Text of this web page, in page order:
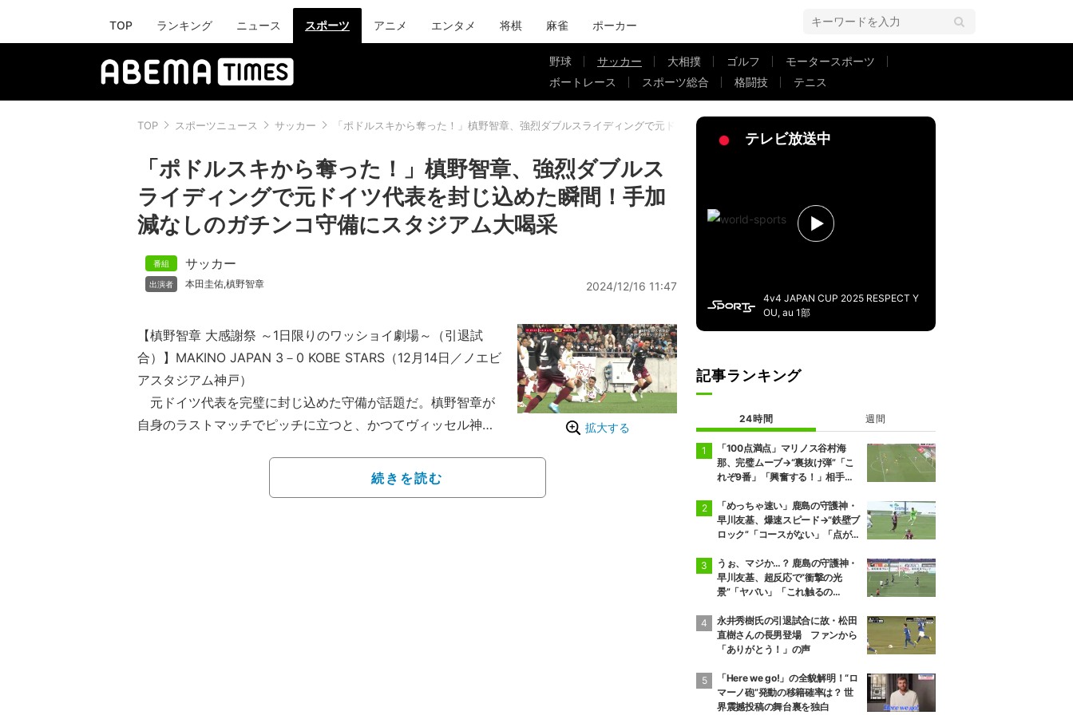
TOP ランキング ニュース スポーツ アニメ エンタメ 将棋 麻雀 ポーカー
野球 サッカー 大相撲 ゴルフ
モータースポーツ
ボートレース
スポーツ総合 格闘技 テニス
TOP スポーツニュース サッカー 「ポドルスキから奪った！」槙野智章、強烈ダブルスライディングで元ドイツ代表を封じ込めた瞬間！手加減なしのガチンコ守備にスタジアム大喝采
「ポドルスキから奪った！」槙野智章、強烈ダブルス
ライディングで元ドイツ代表を封じ込めた瞬間！手加
減なしのガチンコ守備にスタジアム大喝采
サッカー
本田圭佑,槙野智章 2024/12/16 11:47
拡大する
【槙野智章 大感謝祭 ～1日限りのワッショイ劇場～（引退試
合）】MAKINO JAPAN 3－0 KOBE STARS（12月14日／ノエビ
アスタジアム神戸）
元ドイツ代表を完璧に封じ込めた守備が話題だ。槙野智章が
自身のラストマッチでピッチに立つと、かつてヴィッセル神戸
ルスキからボール奪取。現役時代を彷彿とさせる激しいプレー
にはファンも大興奮の様子だ。
続きを読む
テレビ放送中
4v4 JAPAN CUP 2025 RESPECT Y
OU, au 1部
記事ランキング
24時間 週間
「100点満点」マリノス谷村海
那、完璧ムーブ→“裏抜け弾”「こ
れぞ9番」「興奮する！」相手守
出し”
「めっちゃ速い」鹿島の守護神・
早川友基、爆速スピード→“鉄壁ブ
ロック”「コースがない」「点が
飛び出しでビッグセーブ
うぉ、マジか…？ 鹿島の守護神・
早川友基、超反応で“衝撃の光
景”「ヤバい」「これ触るの
本“スーパーセーブ”
永井秀樹氏の引退試合に故・松田
直樹さんの長男登場 ファンから
「ありがとう！」の声
「Here we go!」の全貌解明！“ロ
マーノ砲”発動の移籍確率は？ 世
界震撼投稿の舞台裏を独白